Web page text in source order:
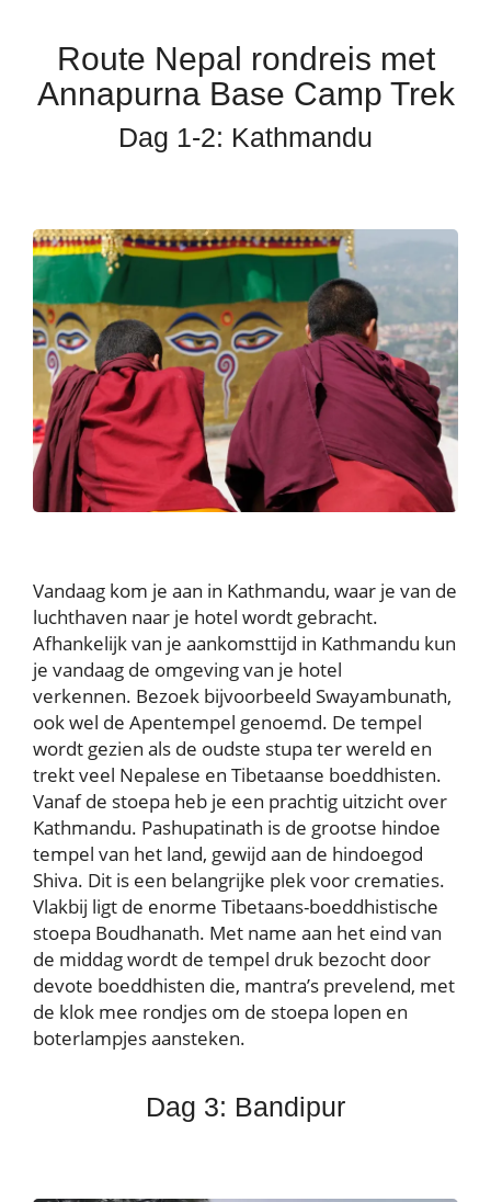
Route Nepal rondreis met
Annapurna Base Camp Trek
Dag 1-2: Kathmandu
Vandaag kom je aan in Kathmandu, waar je van de
luchthaven naar je hotel wordt gebracht.
Afhankelijk van je aankomsttijd in Kathmandu kun
je vandaag de omgeving van je hotel
verkennen. Bezoek bijvoorbeeld Swayambunath,
ook wel de Apentempel genoemd. De tempel
wordt gezien als de oudste stupa ter wereld en
trekt veel Nepalese en Tibetaanse boeddhisten.
Vanaf de stoepa heb je een prachtig uitzicht over
Kathmandu. Pashupatinath is de grootse hindoe
tempel van het land, gewijd aan de hindoegod
Shiva. Dit is een belangrijke plek voor crematies.
Vlakbij ligt de enorme Tibetaans-boeddhistische
stoepa Boudhanath. Met name aan het eind van
de middag wordt de tempel druk bezocht door
devote boeddhisten die, mantra’s prevelend, met
de klok mee rondjes om de stoepa lopen en
boterlampjes aansteken.
Dag 3: Bandipur